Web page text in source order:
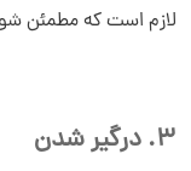
لازم است که مطمئن
3. درگیر شدن